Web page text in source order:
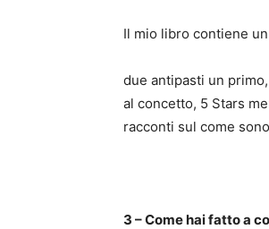
Il mio libro contiene
due antipasti un
al concetto, 5 Stars
racconti sul come
3 – Come hai fatto a